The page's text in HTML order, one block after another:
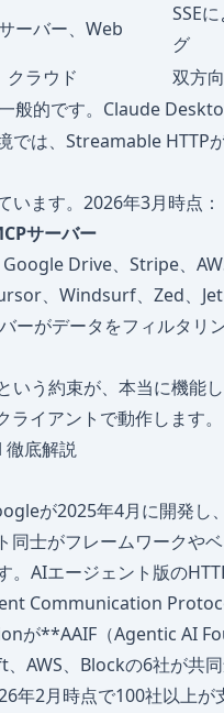
ーバー、Web
SSE
グ
クラウド
双方
般的です。Claude
では、Streamable HTTP
います。2026年3月時点：
サーバー
Drive、Stripe、
、Windsurf、Zed、
バーがデータをフィルタ
いう約束が、本当に機
イアントで動作します。
底解説
が2025年4月に開発
同士がフレームワークや
。AIエージェント版の
Communication
が**AAIF（Agentic AI
AWS、Blockの6社が共
年2月時点で100社以上